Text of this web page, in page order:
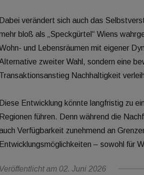
Dabei verändert sich auch das
bloß als „Speckgürtel“ Wiens
und Lebensräumen mit eigener
zweiter Wahl, sondern eine
Transaktionsanstieg Nachhaltigkeit
Diese Entwicklung könnte langfristig zu
Regionen führen. Denn während die
Verfügbarkeit zunehmend an
Entwicklungsmöglichkeiten – sowohl für
Veröffentlicht am 02. Juni 2026